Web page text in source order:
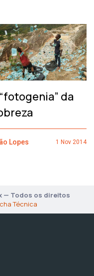
da
Lopes 1 Nov 2014
— Todos os direitos
Técnica